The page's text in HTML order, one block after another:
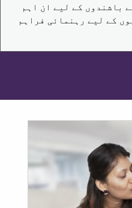
باشندوں کے لیے ان اہم
کے لیے رہنمائی فراہم